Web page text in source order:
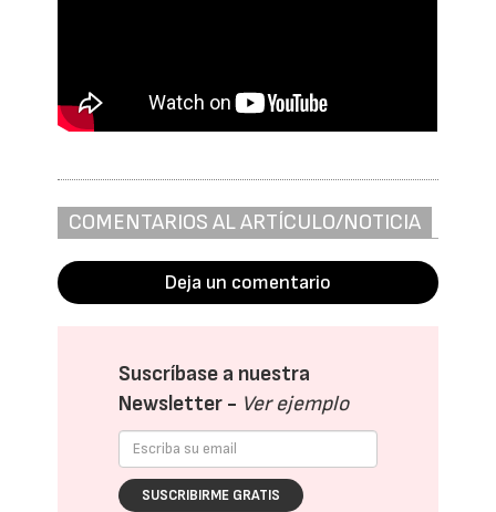
COMENTARIOS AL ARTÍCULO/NOTICIA
Deja un comentario
Suscríbase a nuestra
Newsletter - Ver ejemplo
SUSCRIBIRME GRATIS